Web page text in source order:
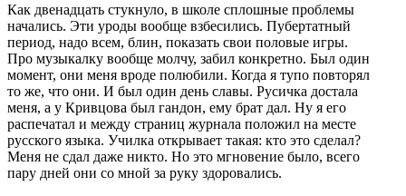
Как двенадцать стукнуло, в школе сплошные проблемы
начались. Эти уроды вообще взбесились. Пубертатный
период, надо всем, блин, показать свои половые игры.
Про музыкалку вообще молчу, забил конкретно. Был один
момент, они меня вроде полюбили. Когда я тупо повторял
то же, что они. И был один день славы. Русичка достала
меня, а у Кривцова был гандон, ему брат дал. Ну я его
распечатал и между страниц журнала положил на месте
русского языка. Училка открывает такая: кто это сделал?
Меня не сдал даже никто. Но это мгновение было, всего
пару дней они со мной за руку здоровались.